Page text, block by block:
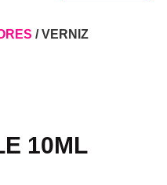
/ VERNIZ
10ML